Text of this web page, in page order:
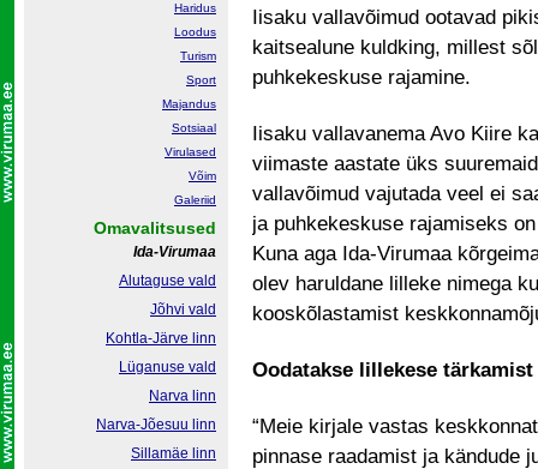
Iisaku vallavõimud ootavad
kaitsealune kuldking, millest
puhkekeskuse rajamine.
Iisaku vallavanema Avo Kiire
viimaste aastate üks
vallavõimud vajutada veel ei
ja puhkekeskuse rajamiseks
Kuna aga Ida-Virumaa
olev haruldane lilleke nimega
kooskõlastamist
Oodatakse lillekese tärkamist
“Meie kirjale vastas
pinnase raadamist ja kändude
Haridus
Loodus
Turism
Sport
Majandus
Sotsiaal
Virulased
Võim
Galeriid
Omavalitsused
Ida-Virumaa
Alutaguse vald
Jõhvi vald
Kohtla-Järve linn
Lüganuse vald
Narva linn
Narva-Jõesuu linn
Sillamäe linn